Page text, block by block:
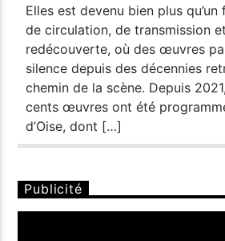
Elles est devenu bien plus
de circulation, de transmission
redécouverte, où des œuvres
silence depuis des décennies
chemin de la scène. Depuis
cents œuvres ont été
d’Oise, dont […]
Publicité